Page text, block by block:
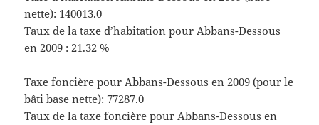
nette): 140013.0
Taux de la taxe d’habitation pour Abbans-Dessous
en 2009 : 21.32 %
Taxe foncière pour Abbans-Dessous en 2009 (pour le
bâti base nette): 77287.0
Taux de la taxe foncière pour Abbans-Dessous en